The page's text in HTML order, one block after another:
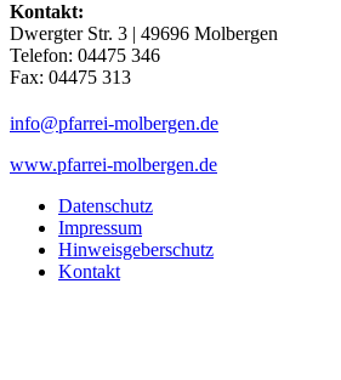
Kontakt:
Dwergter Str. 3 | 49696 Molbergen
Telefon: 04475 346
Fax: 04475 313
info (at)
pfarrei-molbergen.de
www.pfarrei-molbergen.de
Datenschutz
Impressum
Hinweisgeberschutz
Kontakt